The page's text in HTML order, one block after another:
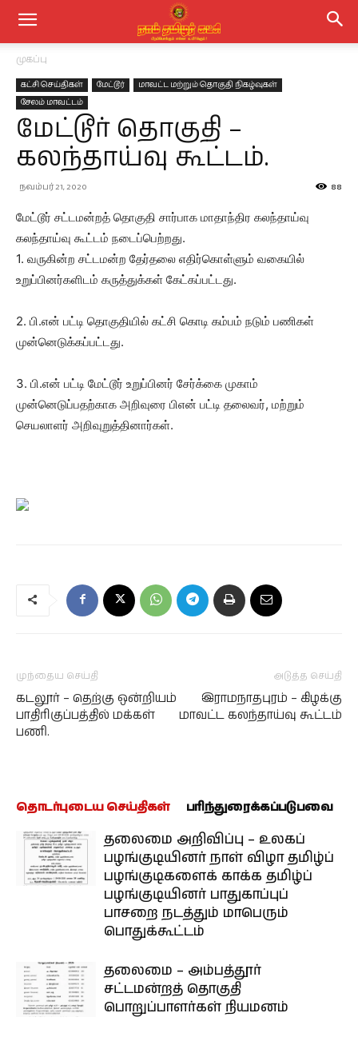
முகப்பு
கட்சி செய்திகள் மேட்டூர்
மாவட்ட மற்றும் தொகுதி நிகழ்வுகள்
சேலம் மாவட்டம்
மேட்டூர் தொகுதி –
கலந்தாய்வு கூட்டம்.
நவம்பர் 21, 2020 88
மேட்டூர் சட்டமன்றத் தொகுதி சார்பாக மாதாந்திர கலந்தாய்வு
கலந்தாய்வு கூட்டம் நடைப்பெற்றது.
1. வருகின்ற சட்டமன்ற தேர்தலை எதிர்கொள்ளும் வகையில்
உறுப்பினர்களிடம் கருத்துக்கள் கேட்கப்பட்டது.
2. பி.என் பட்டி தொகுதியில் கட்சி கொடி கம்பம் நடும் பணிகள்
முன்னெடுக்கப்பட்டது.
3. பி.என் பட்டி மேட்டூர் உறுப்பினர் சேர்க்கை முகாம்
முன்னெடுப்பதற்காக அறிவுரை பிஎன் பட்டி தலைவர், மற்றும்
செயலாளர் அறிவுறுத்தினார்கள்.
முந்தைய செய்தி
கடலூர் – தெற்கு ஒன்றியம்
பாதிரிகுப்பத்தில் மக்கள்
பணி.
அடுத்த செய்தி
இராமநாதபுரம் – கிழக்கு
மாவட்ட கலந்தாய்வு கூட்டம்
தொடர்புடைய செய்திகள் பரிந்துரைக்கப்படுபவை
தலைமை அறிவிப்பு – உலகப்
பழங்குடியினர் நாள் விழா தமிழ்ப்
பழங்குடிகளைக் காக்க தமிழ்ப்
பழங்குடியினர் பாதுகாப்புப்
பாசறை நடத்தும் மாபெரும்
பொதுக்கூட்டம்
தலைமை – அம்பத்தூர்
சட்டமன்றத் தொகுதி
பொறுப்பாளர்கள் நியமனம்